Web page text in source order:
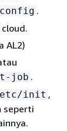
.
AL2)
job .
init ,
seperti